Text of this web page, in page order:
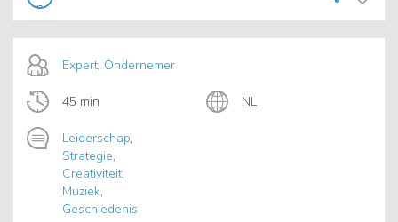
Expert, Ondernemer
45 min NL
Leiderschap,
Strategie,
Creativiteit,
Muziek,
Geschiedenis